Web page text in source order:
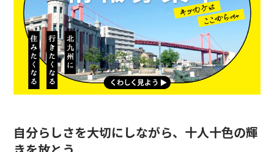
自分らしさを大切にしながら、十人十色の輝